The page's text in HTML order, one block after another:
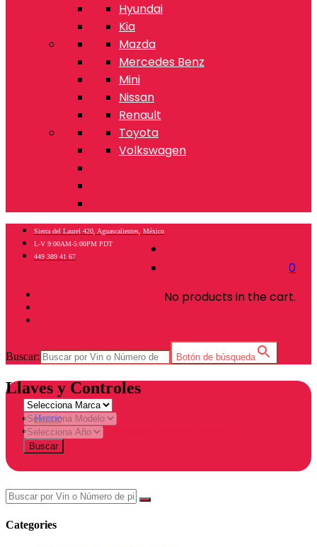
Hyundai
Kia
Mazda
Mercedes Benz
Mini
Nissan
Renault
Toyota
Volkswagen
0
No products in the cart.
Sierra del Laurel 420, Aguascalientes, México
L-V 9:00AM-5:00PM PDT
449 389 41 67
Buscar: Botón de búsqueda
Llaves y Controles
Home
Products tagged “Emulador Pointer Derby”
Buscar
Categories